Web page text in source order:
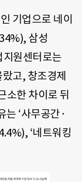
기업으로 네이
삼성
지원센터로는
고, 창조경제
한 차이로 뒤
는 ‘사무공간·
‘네트워킹